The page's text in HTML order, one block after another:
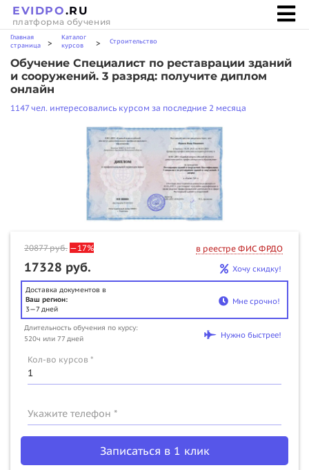
EVIDPO.RU
платформа обучения
Главная
страница
>
Каталог
курсов
> Строительство
Обучение Специалист по реставрации зданий
и сооружений. 3 разряд: получите диплом
онлайн
1147 чел. интересовались курсом за последние 2 месяца
20877руб. —17% в реестре ФИС ФРДО
17328 руб. Хочу скидку!
Доставка документов в
Ваш регион:
3—7 дней
Мне срочно!
Длительность обучения по курсу:
520ч или 77 дней
Нужно быстрее!
Кол-во курсов *
Укажите телефон *
Записаться в 1 клик